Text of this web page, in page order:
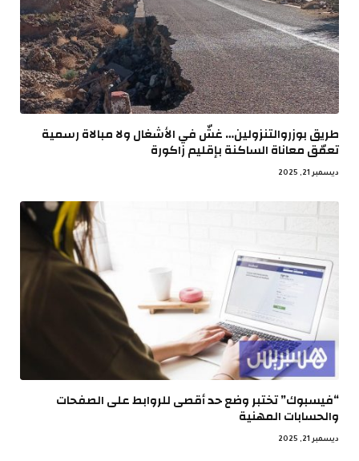
طريق بوزروالتنزولين… غشّ في الأشغال ولا مبالاة رسمية
تعمّق معاناة الساكنة بإقليم زاكورة
ديسمبر 21, 2025
“فيسبوك” تختبر وضع حد أقصى للروابط على الصفحات
والحسابات المهنية
ديسمبر 21, 2025